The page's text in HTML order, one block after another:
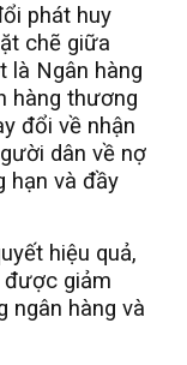
phát huy
chẽ giữa
là Ngân hàng
hàng thương
đổi về nhận
dân về nợ
hạn và đầy
hiệu quả,
được giảm
ngân hàng và